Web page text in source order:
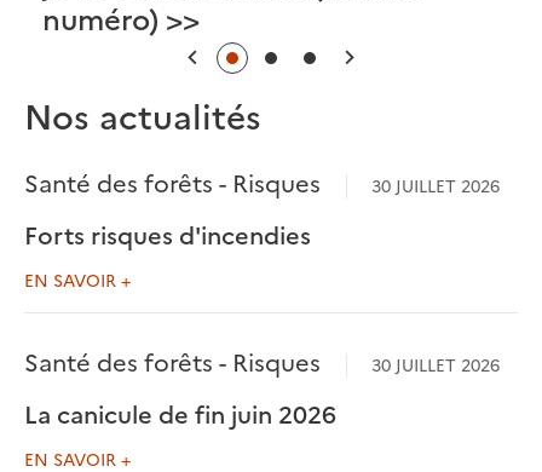
numéro) >>
Nos actualités
Santé des forêts - Risques 30 JUILLET 2026
Forts risques d'incendies
EN SAVOIR +
Santé des forêts - Risques 30 JUILLET 2026
La canicule de fin juin 2026
EN SAVOIR +